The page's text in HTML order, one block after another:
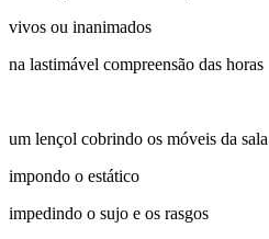
vivos ou inanimados
na lastimável compreensão das horas
um lençol cobrindo os móveis da sala
impondo o estático
impedindo o sujo e os rasgos